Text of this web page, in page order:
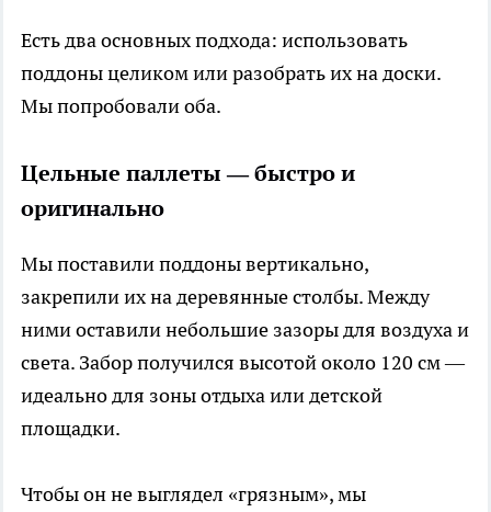
Есть два основных подхода: использовать
поддоны целиком или разобрать их на доски.
Мы попробовали оба.
Цельные паллеты — быстро и
оригинально
Мы поставили поддоны вертикально,
закрепили их на деревянные столбы. Между
ними оставили небольшие зазоры для воздуха и
света. Забор получился высотой около 120 см —
идеально для зоны отдыха или детской
площадки.
Чтобы он не выглядел «грязным», мы